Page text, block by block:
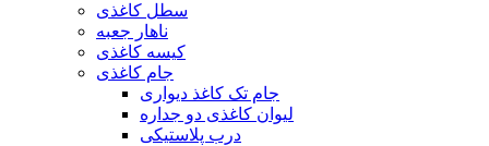
سطل کاغذی
ناهار جعبه
کیسه کاغذی
جام کاغذی
جام تک کاغذ دیواری
لیوان کاغذی دو جداره
درب پلاستیکی